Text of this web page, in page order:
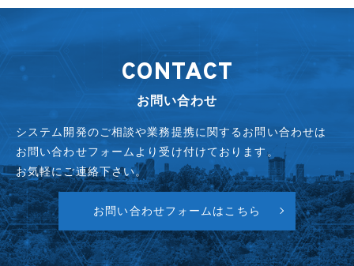
CONTACT
お問い合わせ
システム開発のご相談や業務提携に関するお問い合わせは
お問い合わせフォームより受け付けております。
お気軽にご連絡下さい。
お問い合わせフォームはこちら